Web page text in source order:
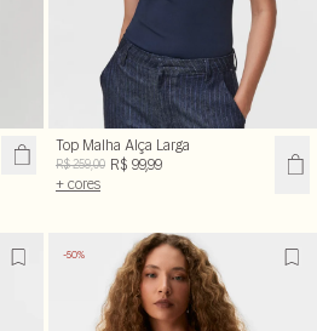
Top Malha Alça Larga
R$ 259,00 R$ 99,99
+ cores
-50%